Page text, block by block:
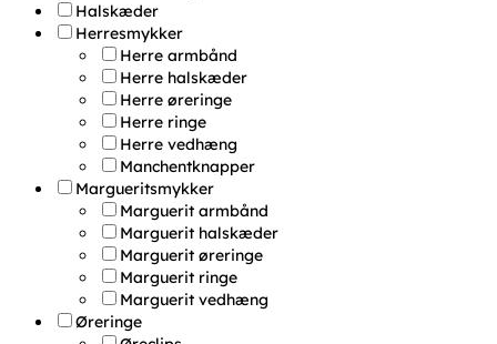
Halskæder
Herresmykker
Herre armbånd
Herre halskæder
Herre øreringe
Herre ringe
Herre vedhæng
Manchentknapper
Margueritsmykker
Marguerit armbånd
Marguerit halskæder
Marguerit øreringe
Marguerit ringe
Marguerit vedhæng
Øreringe